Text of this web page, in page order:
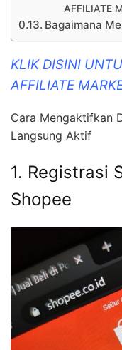
AFFILIATE
Bagaimana
KLIK DISINI
AFFILIATE
Cara Mengaktifkan
Langsung Aktif
1. Registrasi
Shopee